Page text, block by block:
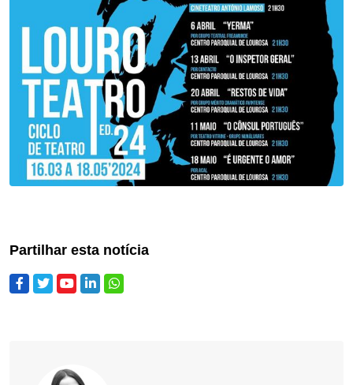
Partilhar esta notícia